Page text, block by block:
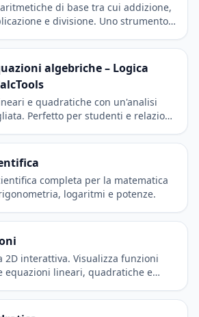
di base tra cui addizione,
e divisione. Uno strumento
algebriche – Logica
e quadratiche con un'analisi
Perfetto per studenti e relazioni
completa per la matematica
logaritmi e potenze.
2D interattiva. Visualizza funzioni
equazioni lineari, quadratiche e